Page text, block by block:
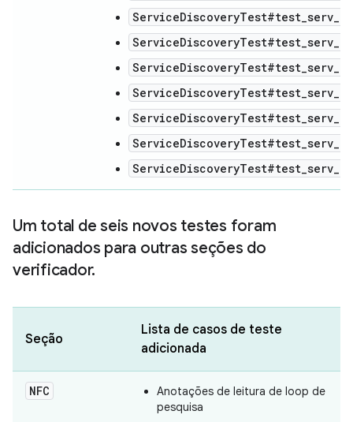
Um total de seis novos testes foram
adicionados para outras seções do
verificador.
Seção
Lista de casos de teste
adicionada
NFC
Anotações de leitura de loop de
pesquisa